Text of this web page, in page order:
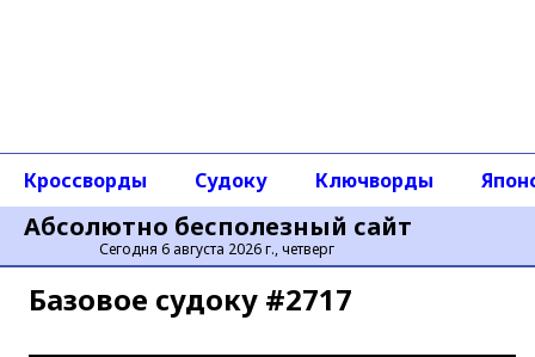
Абсолютно бесполезный сайт
Сегодня 6 августа 2026 г., четверг
Кроссворды Судоку Ключворды
Базовое cудоку #2717